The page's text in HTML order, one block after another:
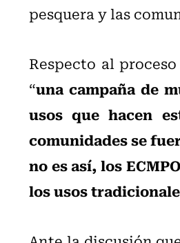
pesquera y las
Respecto al
“una campaña de
usos que hacen
comunidades se
no es así, los
los usos